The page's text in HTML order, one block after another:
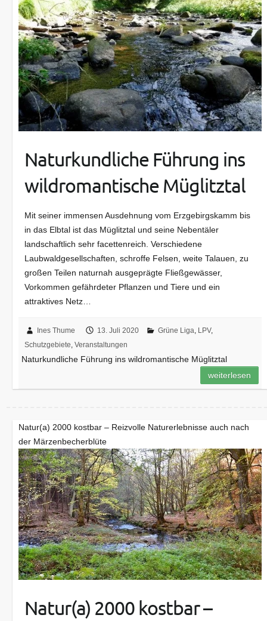
Naturkundliche Führung ins
wildromantische Müglitztal
Mit seiner immensen Ausdehnung vom Erzgebirgskamm bis
in das Elbtal ist das Müglitztal und seine Nebentäler
landschaftlich sehr facettenreich. Verschiedene
Laubwaldgesellschaften, schroffe Felsen, weite Talauen, zu
großen Teilen naturnah ausgeprägte Fließgewässer,
Vorkommen gefährdeter Pflanzen und Tiere und ein
attraktives Netz…
Ines Thume 13. Juli 2020 Grüne Liga, LPV,
Schutzgebiete,Veranstaltungen
Naturkundliche Führung ins wildromantische Müglitztal
weiterlesen
Natur(a) 2000 kostbar – Reizvolle Naturerlebnisse auch nach
der Märzenbecherblüte
Natur(a) 2000 kostbar –